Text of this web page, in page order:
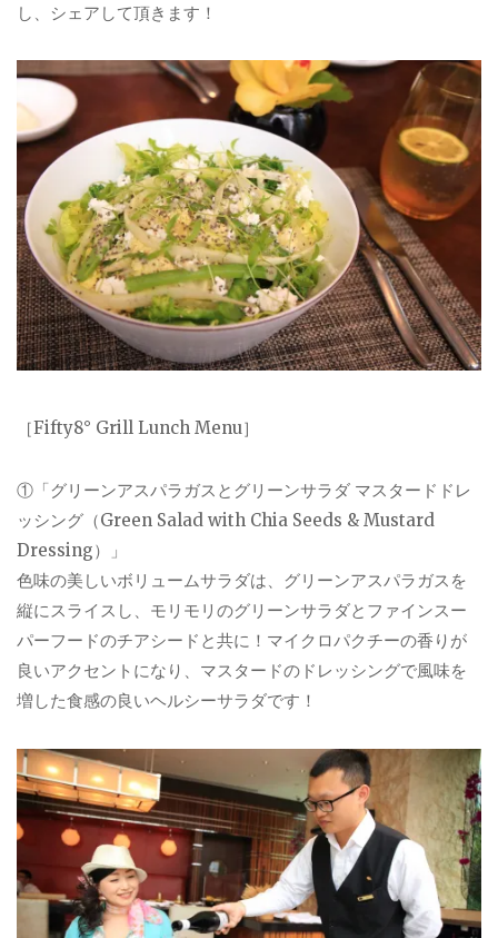
し、シェアして頂きます！
［Fifty8° Grill Lunch Menu］
①「グリーンアスパラガスとグリーンサラダ マスタードドレ
ッシング（Green Salad with Chia Seeds & Mustard
Dressing）」
色味の美しいボリュームサラダは、グリーンアスパラガスを
縦にスライスし、モリモリのグリーンサラダとファインスー
パーフードのチアシードと共に！マイクロパクチーの香りが
良いアクセントになり、マスタードのドレッシングで風味を
増した食感の良いヘルシーサラダです！